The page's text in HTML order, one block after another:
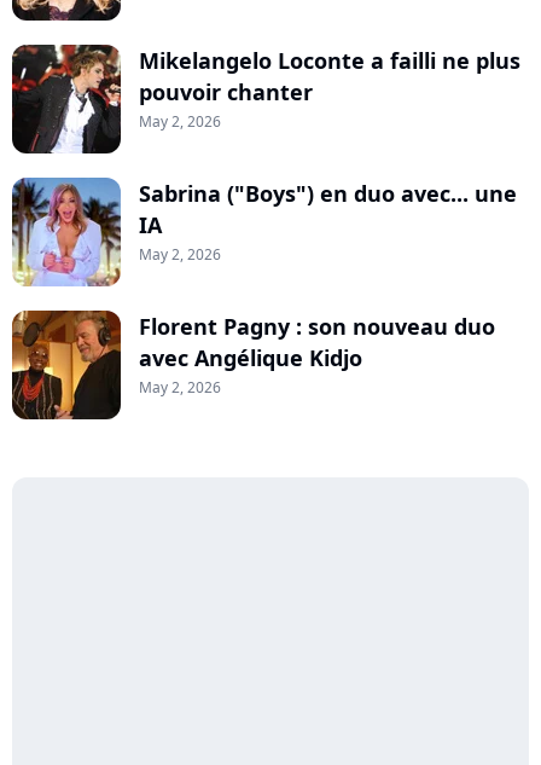
Mikelangelo Loconte a failli ne plus
pouvoir chanter
May 2, 2026
Sabrina ("Boys") en duo avec... une
IA
May 2, 2026
Florent Pagny : son nouveau duo
avec Angélique Kidjo
May 2, 2026